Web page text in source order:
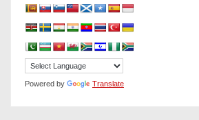
Powered by Translate